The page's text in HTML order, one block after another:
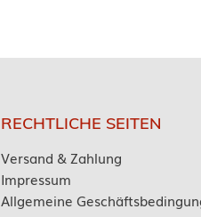
RECHTLICHE SEITEN
Versand & Zahlung
Impressum
Allgemeine